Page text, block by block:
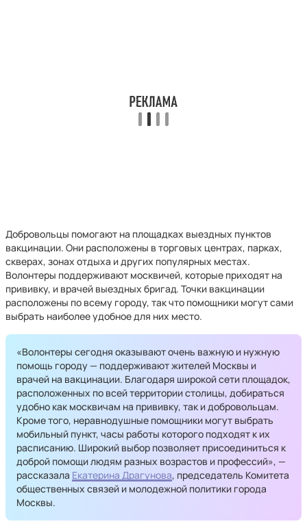
Добровольцы помогают на площадках выездных пунктов
вакцинации. Они расположены в торговых центрах, парках,
скверах, зонах отдыха и других популярных местах.
Волонтеры поддерживают москвичей, которые приходят на
прививку, и врачей выездных бригад. Точки вакцинации
расположены по всему городу, так что помощники могут сами
выбрать наиболее удобное для них место.
«Волонтеры сегодня оказывают очень важную и нужную
помощь городу — поддерживают жителей Москвы и
врачей на вакцинации. Благодаря широкой сети площадок,
расположенных по всей территории столицы, добираться
удобно как москвичам на прививку, так и добровольцам.
Кроме того, неравнодушные помощники могут выбрать
мобильный пункт, часы работы которого подходят к их
расписанию. Широкий выбор позволяет присоединиться к
доброй помощи людям разных возрастов и профессий», —
рассказала Екатерина Драгунова, председатель Комитета
общественных связей и молодежной политики города
Москвы.